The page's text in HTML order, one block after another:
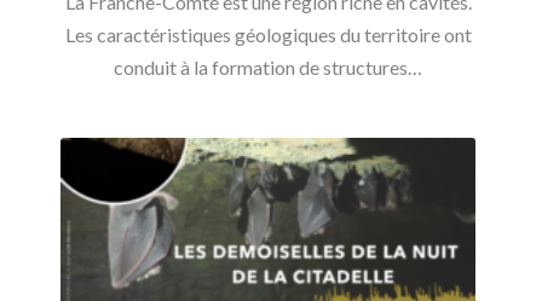
Les caractéristiques géologiques du territoire ont
conduit à la formation de structures…